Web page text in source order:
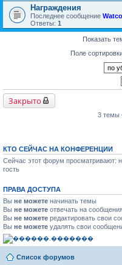
Награждения
Последнее сообщение
Ответы: 1
Показать
Поле
Закрыто
3 темы
КТО СЕЙЧАС НА КОНФЕРЕНЦИИ
Сейчас этот форум просматривают:
гость
ПРАВА ДОСТУПА
Вы не можете начинать темы
Вы не можете отвечать на
Вы не можете редактировать свои
Вы не можете удалять свои
Список форумов